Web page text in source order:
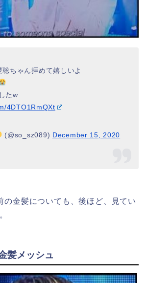
ちゃん拝めて嬉しいよ
たw
4DTO1RmQXt
(@so_sz089) December 15, 2020
の金髪についても、後ほど、見てい
髪メッシュ